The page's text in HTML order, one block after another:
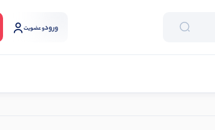
ورودو عضویت